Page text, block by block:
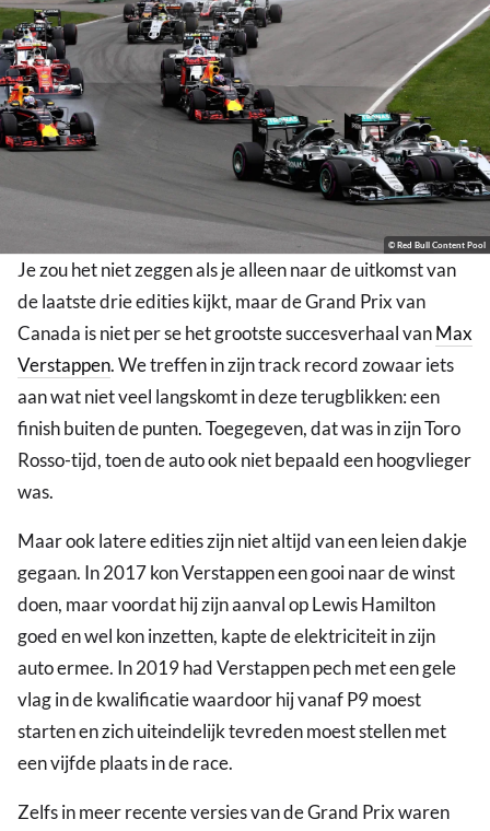
© Red Bull Content Pool
Je zou het niet zeggen als je alleen naar de uitkomst van
de laatste drie edities kijkt, maar de Grand Prix van
Canada is niet per se het grootste succesverhaal vanMax
Verstappen. We treffen in zijn track record zowaar iets
aan wat niet veel langskomt in deze terugblikken: een
finish buiten de punten. Toegegeven, dat was in zijn Toro
Rosso-tijd, toen de auto ook niet bepaald een hoogvlieger
was.
Maar ook latere edities zijn niet altijd van een leien dakje
gegaan. In 2017 kon Verstappen een gooi naar de winst
doen, maar voordat hij zijn aanval op Lewis Hamilton
goed en wel kon inzetten, kapte de elektriciteit in zijn
auto ermee. In 2019 had Verstappen pech met een gele
vlag in de kwalificatie waardoor hij vanaf P9 moest
starten en zich uiteindelijk tevreden moest stellen met
een vijfde plaats in de race.
Zelfs in meer recente versies van de Grand Prix waren